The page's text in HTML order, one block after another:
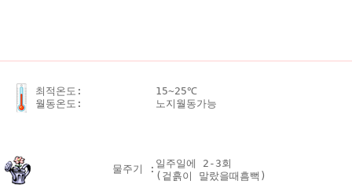
최적온도:
월동온도:
15~25℃
노지월동가능
물주기 : 일주일에 2-3회
(겉흙이 말랐을때흠뻑)